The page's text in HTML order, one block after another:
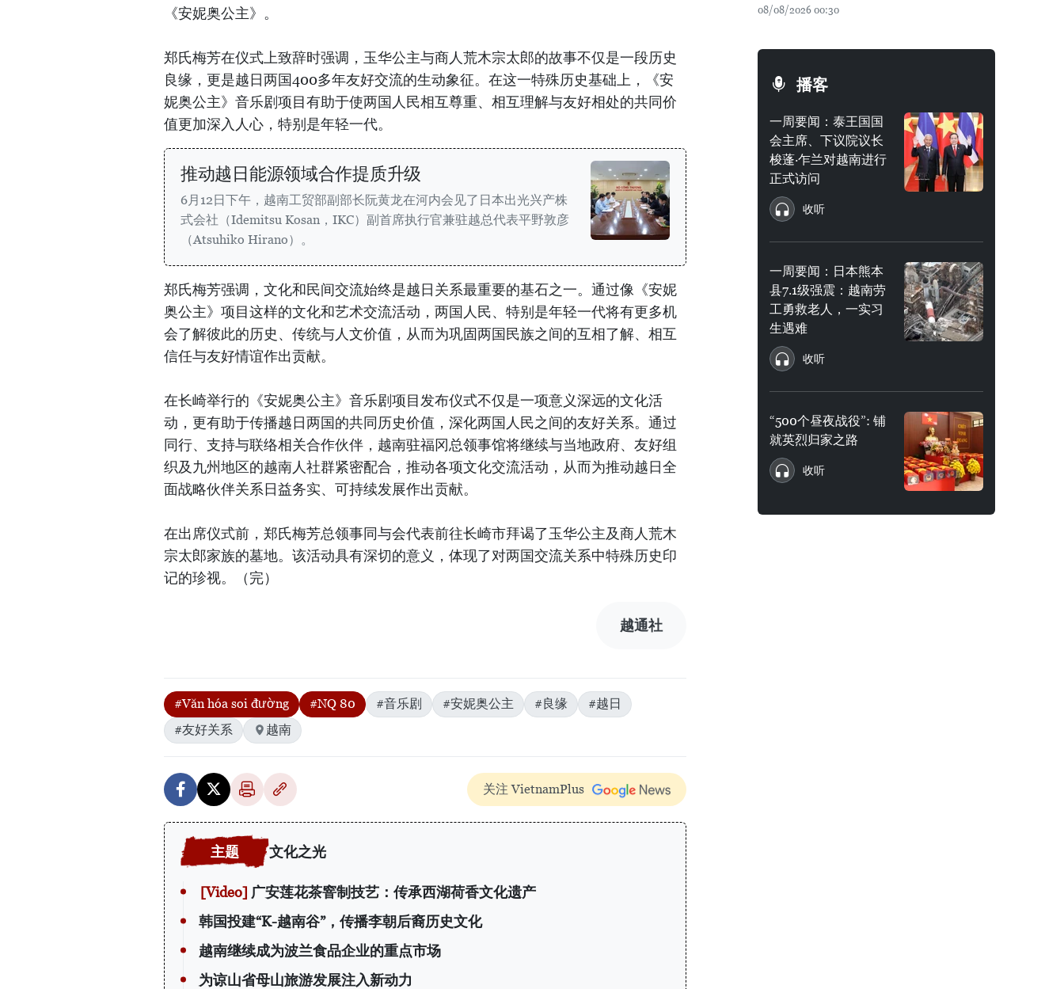
《安妮奥公主》。
郑氏梅芳在仪式上致辞时强调，玉华公主与商人荒木宗太郎的故事不仅是一段历史
良缘，更是越日两国400多年友好交流的生动象征。在这一特殊历史基础上，《安
妮奥公主》音乐剧项目有助于使两国人民相互尊重、相互理解与友好相处的共同价
值更加深入人心，特别是年轻一代。
推动越日能源领域合作提质升级
6月12日下午，越南工贸部副部长阮黄龙在河内会见了日本出光兴产株
式会社（Idemitsu Kosan，IKC）副首席执行官兼驻越总代表平野敦彦
（Atsuhiko Hirano）。
​郑氏梅芳强调，文化和民间交流始终是越日关系最重要的基石之一。通过像《安妮
奥公主》项目这样的文化和艺术交流活动，两国人民、特别是年轻一代将有更多机
会了解彼此的历史、传统与人文价值，从而为巩固两国民族之间的互相了解、相互
信任与友好情谊作出贡献。
在长崎举行的《安妮奥公主》音乐剧项目发布仪式不仅是一项意义深远的文化活
动，更有助于传播越日两国的共同历史价值，深化两国人民之间的友好关系。通过
同行、支持与联络相关合作伙伴，越南驻福冈总领事馆将继续与当地政府、友好组
织及九州地区的越南人社群紧密配合，推动各项文化交流活动，从而为推动越日全
面战略伙伴关系日益务实、可持续发展作出贡献。
在出席仪式前，郑氏梅芳总领事同与会代表前往长崎市拜谒了玉华公主及商人荒木
宗太郎家族的墓地。该活动具有深切的意义，体现了对两国交流关系中特殊历史印
记的珍视。（完）
越通社
#Văn hóa soi đường #NQ 80 #音乐剧 #安妮奥公主 #良缘
#越日
#友好关系
越南
关注 VietnamPlus
文化之光
广安莲花茶窨制技艺：传承西湖荷香文化遗产
韩国投建“K-越南谷”，传播李朝后裔历史文化
越南继续成为波兰食品企业的重点市场
为谅山省母山旅游发展注入新动力
08/08/2026 00:30
播客
一周要闻：泰王国国
会主席、下议院议长
梭蓬·乍兰对越南进行
正式访问
收听
一周要闻：日本熊本
县7.1级强震：越南劳
工勇救老人，一实习
生遇难
收听
“500个昼夜战役”: 铺
就英烈归家之路
收听